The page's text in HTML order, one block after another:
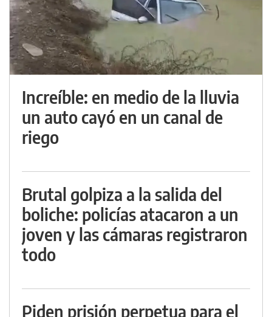
Increíble: en medio de la lluvia
un auto cayó en un canal de
riego
Brutal golpiza a la salida del
boliche: policías atacaron a un
joven y las cámaras registraron
todo
Piden prisión perpetua para el